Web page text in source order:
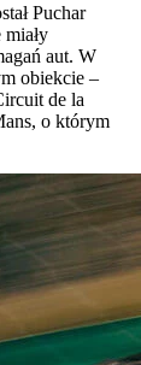
Puchar
aut. W
obiekcie –
de la
o którym